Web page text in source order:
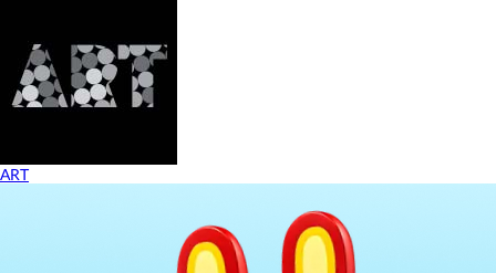
ART